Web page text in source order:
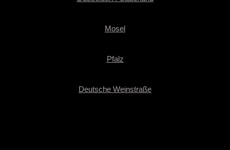
Mosel
Pfalz
Deutsche Weinstraße